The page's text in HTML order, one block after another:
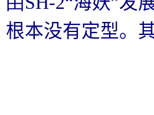
根本没有定型。